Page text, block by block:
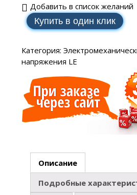
Добавить в список желаний
Купить в один клик
Категория:
напряжения LE
Описание
Подробные